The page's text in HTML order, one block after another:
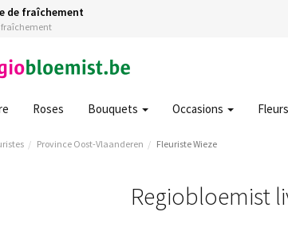
de fraîchement
fraîchement
Roses Bouquets Occasions Fleurs
Province Oost-Vlaanderen Fleuriste Wieze
Regiobloemist